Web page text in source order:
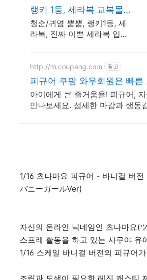
랭키 1등, 세라복 교복몰
2026 히트브랜드대상 1위
청순/귀염 뿜뿜, 랭키1등, 세
라복, 진짜 이쁜 세라복 입자.
25만벌 보유, 100%세탁 반
납 무료
http://m.coupang.com 광고
피규어 쿠팡 와우회원은 빠른
아이에게 큰 즐거움을! 피규어,
만나보세요. 섬세한 마감과 생동
1/16 츠나마요 피규어 - 바니걸 버전
バニーガールVer)
자신의 온라인 닉네임인 츠나마요(
스프레 활동을 하고 있는 사쿠야 유
1/16 스케일 바니걸 버전의 피규어
조립과 도색이 필요한 레진 캐스티